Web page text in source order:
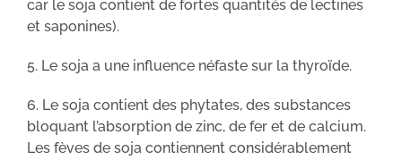
car le soja contient de fortes quantités de lectines
et saponines).
5. Le soja a une influence néfaste sur la thyroïde.
6. Le soja contient des phytates, des substances
bloquant l’absorption de zinc, de fer et de calcium.
Les fèves de soja contiennent considérablement